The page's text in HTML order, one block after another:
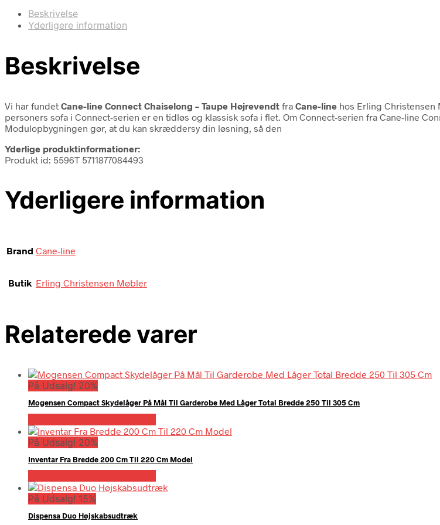
Beskrivelse
Yderligere information
Beskrivelse
Vi har fundet Cane-line Connect Chaiselong – Taupe Højrevendt fra Cane-line hos Erling Christensen
personers sofa i Connect-serien er en tidløs og klassisk sofa i flet. Om Connect-serien fra Cane-line
Modulopbygningen gør, at du kan skræddersy din løsning, så den
Yderlige produktinformationer:
Produkt id: 5596T 5711877084493
Yderligere information
Brand Cane-line
Butik Erling Christensen Møbler
Relaterede varer
På Udsalg! 20%
Mogensen Compact Skydelåger På Mål Til Garderobe Med Låger Total Bredde 250 Til 305 Cm
På Udsalg! 20%
Inventar Fra Bredde 200 Cm Til 220 Cm Model
På Udsalg! 15%
Dispensa Duo Højskabsudtræk